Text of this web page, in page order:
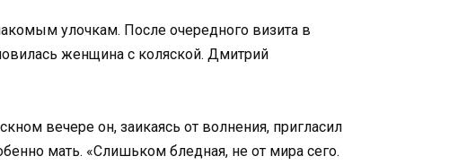
улочкам. После очередного визита в
женщина с коляской. Дмитрий
вечере он, заикаясь от волнения, пригласил
мать. «Слишьком бледная, не от мира сего.